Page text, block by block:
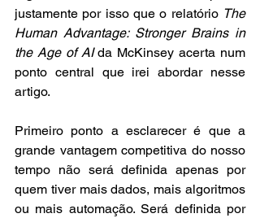
justamente por isso que o relatório The
Human Advantage: Stronger Brains in
the Age of AI da McKinsey acerta num
ponto central que irei abordar nesse
artigo.
Primeiro ponto a esclarecer é que a
grande vantagem competitiva do nosso
tempo não será definida apenas por
quem tiver mais dados, mais algoritmos
ou mais automação. Será definida por